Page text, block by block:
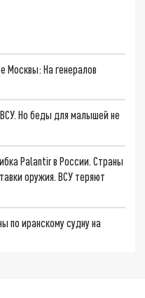
Москвы: На генералов
Но беды для малышей не
Palantir в России. Страны
оружия. ВСУ теряют
по иранскому судну на